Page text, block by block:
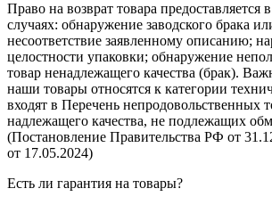
Право на возврат товара предоставляется
случаях: обнаружение заводского брака
несоответствие заявленному описанию;
целостности упаковки; обнаружение
товар ненадлежащего качества (брак).
наши товары относятся к категории
входят в Перечень непродовольственных
надлежащего качества, не подлежащих
(Постановление Правительства РФ от
от 17.05.2024)
Есть ли гарантия на товары?